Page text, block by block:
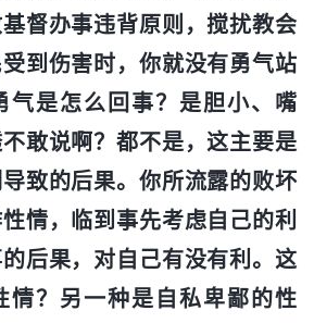
督办事违背原则，搅扰教会
到伤害时，你就没有勇气站
气是怎么回事？是胆小、嘴
敢说啊？都不是，这主要是
致的后果。你所流露的败坏
情，临到事先考虑自己的利
后果，对自己有没有利。这
情？另一种是自私卑鄙的性